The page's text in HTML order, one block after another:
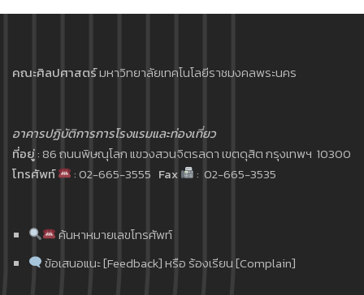
คณะศิลปศาสตร์มหาวิทยาลัยเทคโนโลยีราชมงคลพระนคร
อาคารปฏิบัติการการโรงแรมและท่องเที่ยว
ที่อยู่: 86 ถนนพิษณุโลก แขวงสวนจิตรลดา เขตดุสิต กรุงเทพฯ 10300
โทรศัพท์
: 02-665-3555 Fax : 02-665-3535
ค้นหาหมายเลขโทรศัพท์
ข้อเสนอแนะ [Feedback] หรือ ร้องเรียน [Complain]